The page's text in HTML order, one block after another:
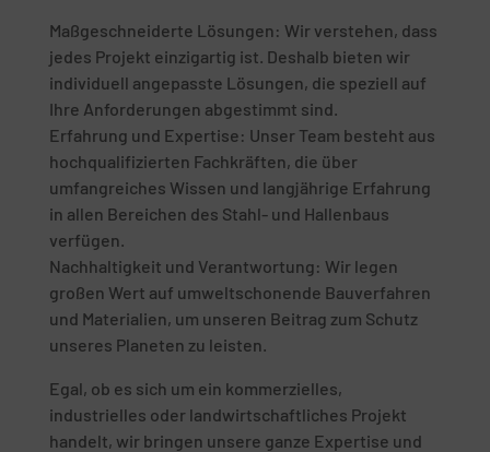
Maßgeschneiderte Lösungen: Wir verstehen, dass
jedes Projekt einzigartig ist. Deshalb bieten wir
individuell angepasste Lösungen, die speziell auf
Ihre Anforderungen abgestimmt sind.
Erfahrung und Expertise: Unser Team besteht aus
hochqualifizierten Fachkräften, die über
umfangreiches Wissen und langjährige Erfahrung
in allen Bereichen des Stahl- und Hallenbaus
verfügen.
Nachhaltigkeit und Verantwortung: Wir legen
großen Wert auf umweltschonende Bauverfahren
und Materialien, um unseren Beitrag zum Schutz
unseres Planeten zu leisten.
Egal, ob es sich um ein kommerzielles,
industrielles oder landwirtschaftliches Projekt
handelt, wir bringen unsere ganze Expertise und